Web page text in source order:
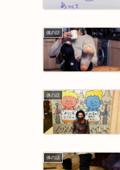
体の話
体の話
体の話